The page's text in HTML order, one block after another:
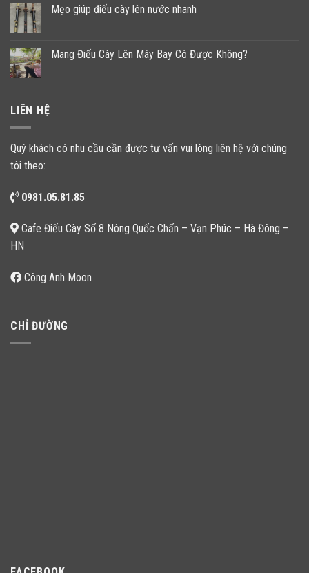
Mẹo giúp điếu cày lên nước nhanh
Mang Điếu Cày Lên Máy Bay Có Được Không?
LIÊN HỆ
Quý khách có nhu cầu cần được tư vấn vui lòng liên hệ với chúng
tôi theo:
0981.05.81.85
Cafe Điếu Cày Số 8 Nông Quốc Chấn – Vạn Phúc – Hà Đông –
HN
Công Anh Moon
CHỈ ĐƯỜNG